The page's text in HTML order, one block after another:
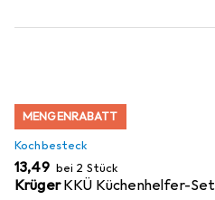
MENGENRABATT
Kochbesteck
EUR
13,49 bei 2 Stück
Krüger KKÜ Küchenhelfer-Set